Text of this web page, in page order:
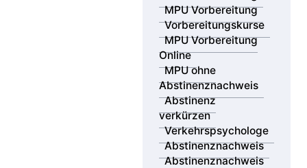
MPU Vorbereitung
Vorbereitungskurse
MPU Vorbereitung
Online
MPU ohne
Abstinenznachweis
Abstinenz
verkürzen
Verkehrspsychologe
Abstinenznachweis
Abstinenznachweis
MPV GmbH 16.05.2022
Gaffer: Punkte-Strafe jetzt auch
für Schaulustige?
Nutzen Sie die Gelegenheit für eine
kostenlose Erstberatung – wir sind für Sie da
und unterstützen Sie gerne bei offenen
Fragen zu Ihrer MPU!